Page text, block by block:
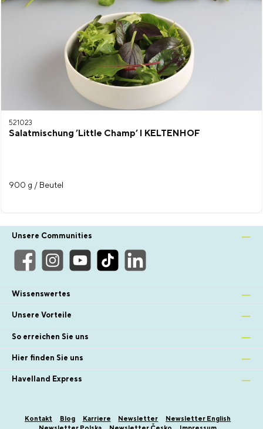
521023
Salatmischung ’Little Champ’ I KELTENHOF
900 g / Beutel
Unsere Communities
Wissenswertes
Unsere Vorteile
So erreichen Sie uns
Hier finden Sie uns
Havelland Express
Kontakt Blog Karriere Newsletter
Newsletter English